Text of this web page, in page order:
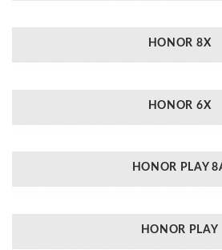
HONOR 8X
HONOR 6X
HONOR PLAY
HONOR PLAY